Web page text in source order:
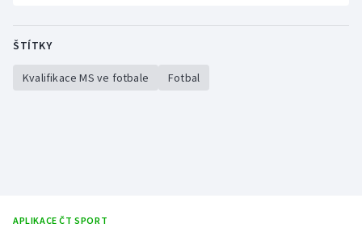
ŠTÍTKY
Kvalifikace MS ve fotbale Fotbal
APLIKACE ČT SPORT